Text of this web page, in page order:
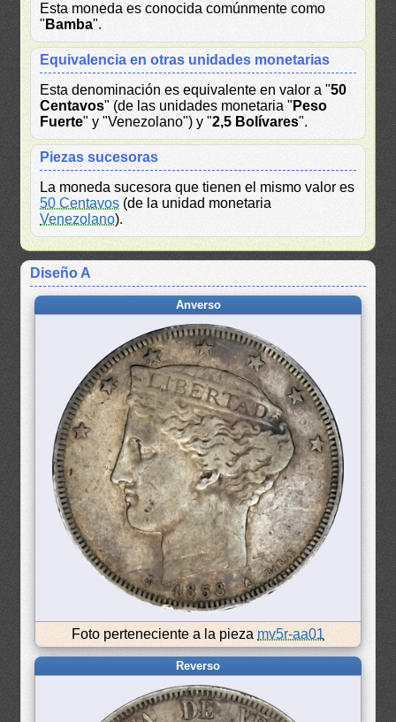
Esta moneda es conocida comúnmente como
" Bamba".
Equivalencia en otras unidades monetarias
Esta denominación es equivalente en valor a "50
Centavos" (de las unidades monetaria " Peso
Fuerte" y "Venezolano") y "2,5 Bolívares".
Piezas sucesoras
La moneda sucesora que tienen el mismo valor es
50 Centavos (de la unidad monetaria
Venezolano).
Diseño A
Anverso
Foto perteneciente a la pieza mv5r-aa01
Reverso